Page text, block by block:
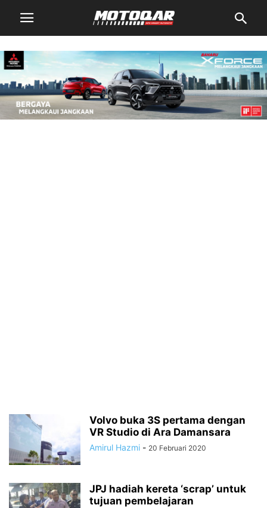
Volvo buka 3S pertama dengan
VR Studio di Ara Damansara
Amirul Hazmi - 20 Februari 2020
JPJ hadiah kereta ‘scrap’ untuk
tujuan pembelajaran